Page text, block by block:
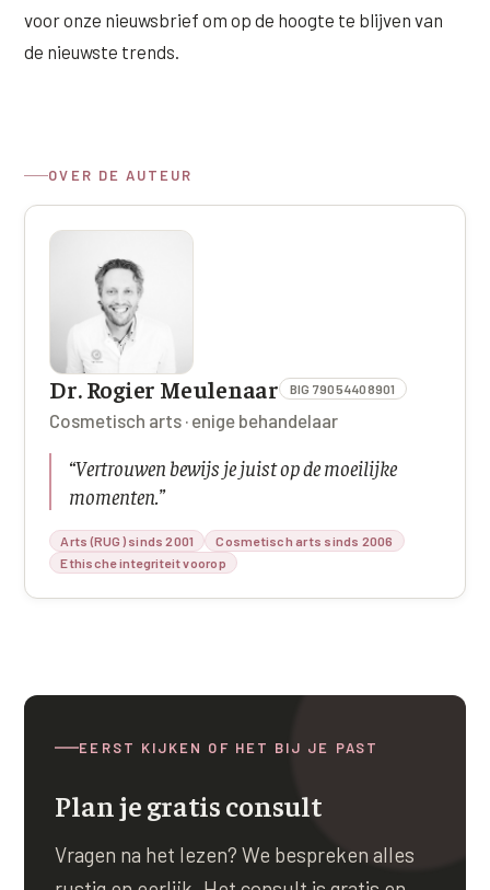
voor onze nieuwsbrief om op de hoogte te blijven van
de nieuwste trends.
OVER DE AUTEUR
Dr. Rogier Meulenaar BIG 79054408901
Cosmetisch arts · enige behandelaar
“Vertrouwen bewijs je juist op de moeilijke
momenten.”
Arts (RUG) sinds 2001
Cosmetisch arts sinds 2006
Ethische integriteit voorop
EERST KIJKEN OF HET BIJ JE PAST
Plan je gratis consult
Vragen na het lezen? We bespreken alles